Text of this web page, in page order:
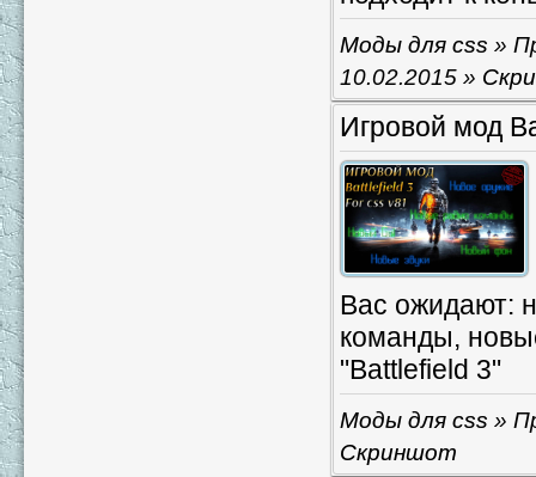
Моды для css »
10.02.2015 »
Игровой мод
Вас ожидают:
команды,
"Battlefield 3"
Моды для css »
Скриншот